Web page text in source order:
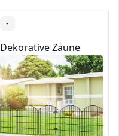
-
Dekorative Zäune